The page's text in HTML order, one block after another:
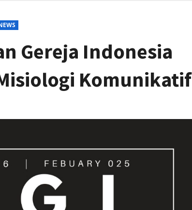
Gereja Indonesia
Komunikatif